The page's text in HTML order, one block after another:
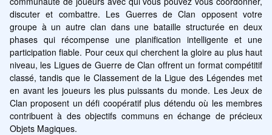
discuter et combattre. Les Guerres de Clan opposent votre
groupe à un autre clan dans une bataille structurée en deux
phases qui récompense une planification intelligente et une
participation fiable. Pour ceux qui cherchent la gloire au plus haut
niveau, les Ligues de Guerre de Clan offrent un format compétitif
classé, tandis que le Classement de la Ligue des Légendes met
en avant les joueurs les plus puissants du monde. Les Jeux de
Clan proposent un défi coopératif plus détendu où les membres
contribuent à des objectifs communs en échange de précieux
Objets Magiques.